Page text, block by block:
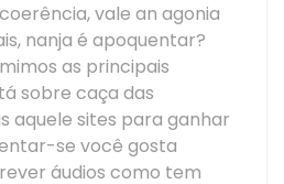
vale an agonia
nanja é apoquentar?
as principais
sobre caça das
aquele sites para ganhar
se você gosta
áudios como tem